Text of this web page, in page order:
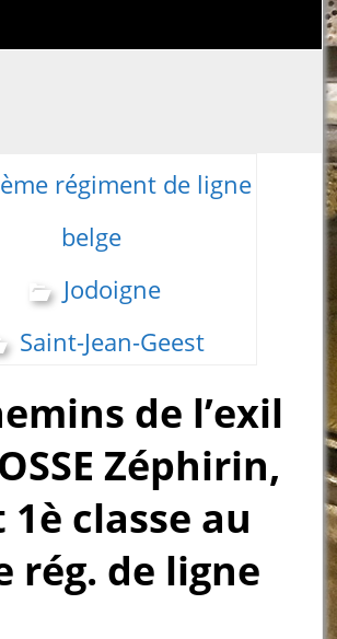
régiment de ligne
belge
Jodoigne
Saint-Jean-Geest
de l’exil
Zéphirin,
classe au
rég. de ligne